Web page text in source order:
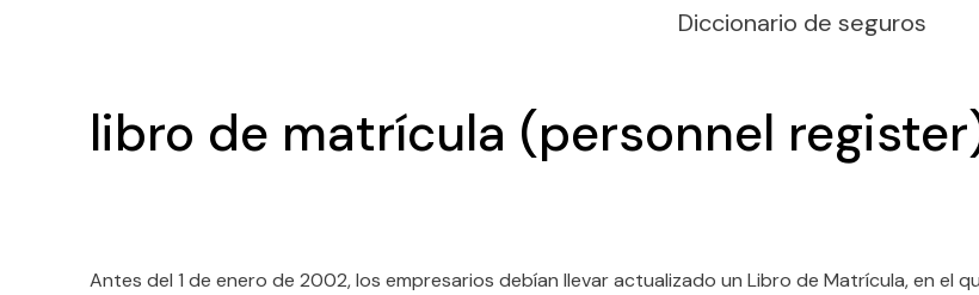
Diccionario de seguros
libro de matrícula (personnel
Antes del 1 de enero de 2002, los empresarios debían llevar actualizado un Libro de Matrícula, en el